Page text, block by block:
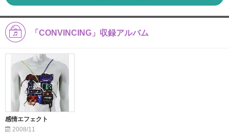
「CONVINCING」収録アルバム
感情エフェクト
2008/11